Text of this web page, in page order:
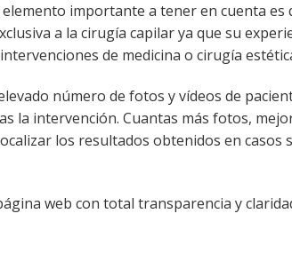
importante a tener en cuenta es
a la cirugía capilar ya que su
de medicina o cirugía
número de fotos y vídeos de
la intervención. Cuantas más fotos,
los resultados obtenidos en casos
web con total transparencia y